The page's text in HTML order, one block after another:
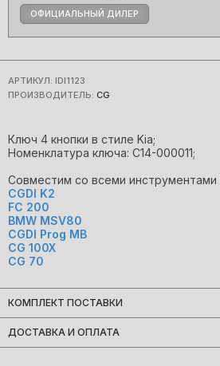
Ключ 4 кнопки в стиле Kia;
Номенклатура ключа: C14-000011;
Cовместим со всеми инструментами
CGDI K2
FC 200
BMW MSV80
CGDI Prog MB
CG 100X
CG 70
КОМПЛЕКТ ПОСТАВКИ
CGDI CG C14-000011 - 1 штука
В комплект лезвие и батарейка
ДОСТАВКА И ОПЛАТА
ОФИЦИАЛЬНЫЙ ДИЛЕР
АРТИКУЛ: IDI1123
ПРОИЗВОДИТЕЛЬ: CG